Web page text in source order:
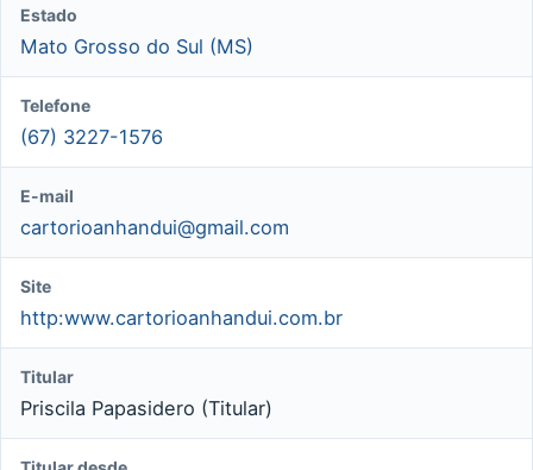
Estado
Mato Grosso do Sul (MS)
Telefone
(67) 3227-1576
E-mail
cartorioanhandui@gmail.com
Site
http:www.cartorioanhandui.com.br
Titular
Priscila Papasidero (Titular)